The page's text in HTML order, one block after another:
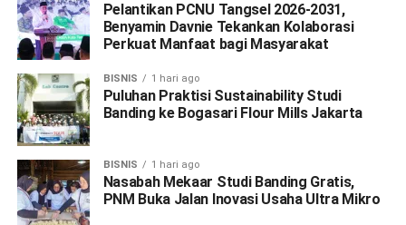
Pelantikan PCNU Tangsel 2026-2031,
Benyamin Davnie Tekankan Kolaborasi
Perkuat Manfaat bagi Masyarakat
BISNIS 1 hari ago
Puluhan Praktisi Sustainability Studi
Banding ke Bogasari Flour Mills Jakarta
BISNIS 1 hari ago
Nasabah Mekaar Studi Banding Gratis,
PNM Buka Jalan Inovasi Usaha Ultra Mikro